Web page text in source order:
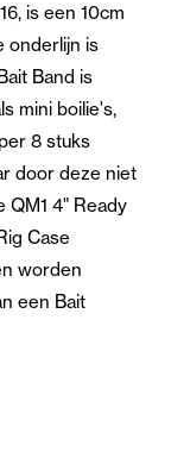
is een 10cm
onderlijn is
Band is
mini boilie's,
8 stuks
door deze niet
QM1 4" Ready
Case
worden
een Bait